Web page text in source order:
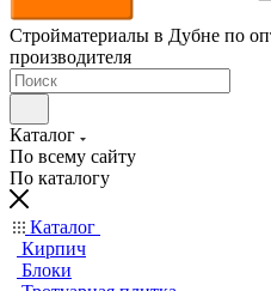
Стройматериалы в Дубне по
производителя
Каталог
По всему сайту
По каталогу
Каталог
Кирпич
Блоки